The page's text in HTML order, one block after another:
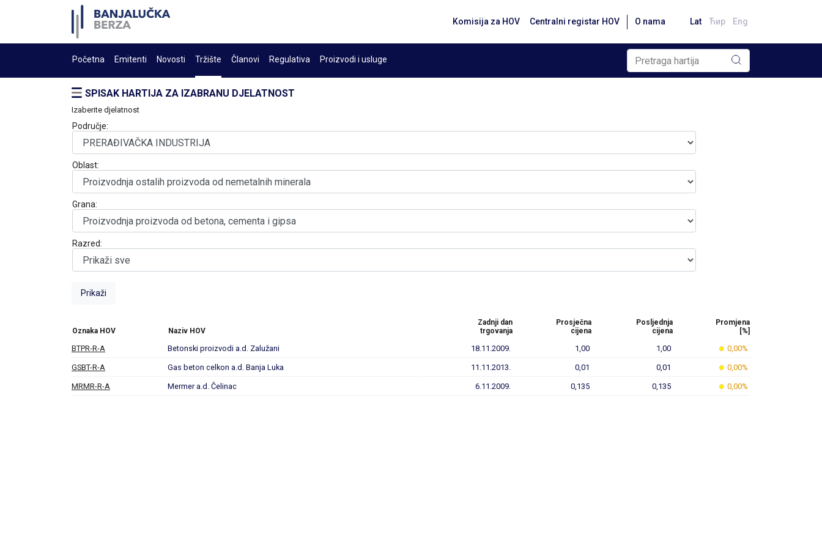
Komisija za HOV Centralni registar HOV O nama Lat Ћир Eng
Početna Emitenti Novosti Tržište Članovi Regulativa Proizvodi i usluge
SPISAK HARTIJA ZA IZABRANU DJELATNOST
Izaberite djelatnost
Područje:
Oblast:
Grana:
Razred:
Oznaka HOV Naziv HOV
Zadnji dan
trgovanja
Prosječna
cijena
Posljednja
cijena
Promjena
[%]
BTPR-R-A Betonski proizvodi a.d. Zalužani 18.11.2009. 1,00 1,00 0,00%
GSBT-R-A Gas beton celkon a.d. Banja Luka 11.11.2013. 0,01 0,01 0,00%
MRMR-R-A Mermer a.d. Čelinac 6.11.2009. 0,135 0,135 0,00%